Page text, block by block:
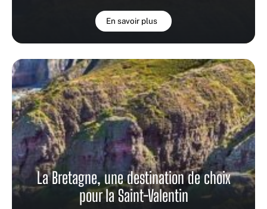
En savoir plus
La Bretagne, une destination de choix
pour la Saint-Valentin